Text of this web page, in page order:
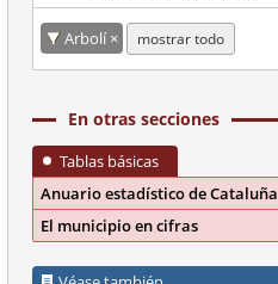
Arbolí mostrar todo
En otras secciones
Tablas básicas
Anuario estadístico de Cataluña
El municipio en cifras